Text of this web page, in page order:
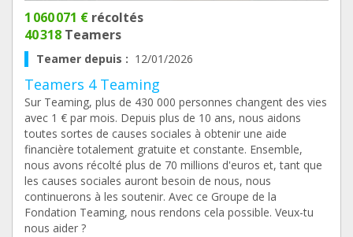
1 060 071 € récoltés
40 318 Teamers
Teamer depuis : 12/01/2026
Teamers 4 Teaming
Sur Teaming, plus de 430 000 personnes changent des vies
avec 1 € par mois. Depuis plus de 10 ans, nous aidons
toutes sortes de causes sociales à obtenir une aide
financière totalement gratuite et constante. Ensemble,
nous avons récolté plus de 70 millions d'euros et, tant que
les causes sociales auront besoin de nous, nous
continuerons à les soutenir. Avec ce Groupe de la
Fondation Teaming, nous rendons cela possible. Veux-tu
nous aider ?